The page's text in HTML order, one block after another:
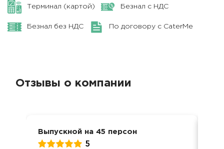
Терминал (картой) Безнал с НДС
Безнал без НДС По договору с CaterMe
Отзывы о компании
Выпускной на 45 персон
5